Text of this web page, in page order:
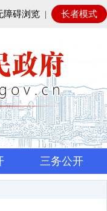
障碍浏览 | 长者模式
三务公开